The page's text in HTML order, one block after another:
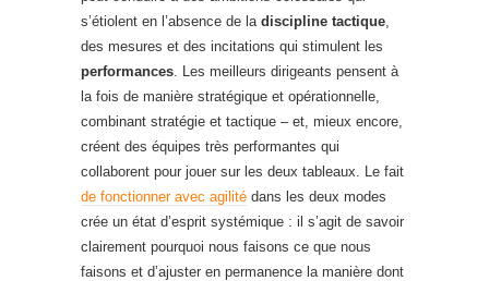
s’étiolent en l’absence de la discipline tactique,
des mesures et des incitations qui stimulent les
performances. Les meilleurs dirigeants pensent à
la fois de manière stratégique et opérationnelle,
combinant stratégie et tactique – et, mieux encore,
créent des équipes très performantes qui
collaborent pour jouer sur les deux tableaux. Le fait
de fonctionner avec agilité dans les deux modes
crée un état d’esprit systémique : il s’agit de savoir
clairement pourquoi nous faisons ce que nous
faisons et d’ajuster en permanence la manière dont